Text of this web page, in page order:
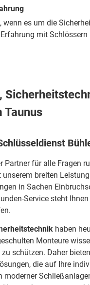
wenn es um die
mit
Taunus
Partner für alle Fragen
breiten
in Sachen
Service steht
haben
Monteure
zu schützen. Daher
die auf Ihre
moderner